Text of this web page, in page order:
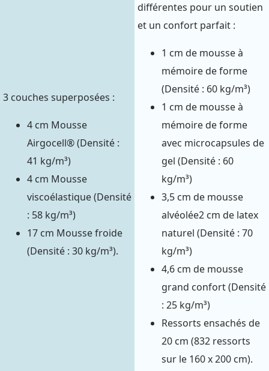
3 couches superposées :
4 cm Mousse
Airgocell® (Densité :
41 kg/m³)
4 cm Mousse
viscoélastique (Densité
: 58 kg/m³)
17 cm Mousse froide
(Densité : 30 kg/m³).
différentes pour un soutien
et un confort parfait :
1 cm de mousse à
mémoire de forme
(Densité : 60 kg/m³)
1 cm de mousse à
mémoire de forme
avec microcapsules de
gel (Densité : 60
kg/m³)
3,5 cm de mousse
alvéolée2 cm de latex
naturel (Densité : 70
kg/m³)
4,6 cm de mousse
grand confort (Densité
: 25 kg/m³)
Ressorts ensachés de
20 cm (832 ressorts
sur le 160 x 200 cm).